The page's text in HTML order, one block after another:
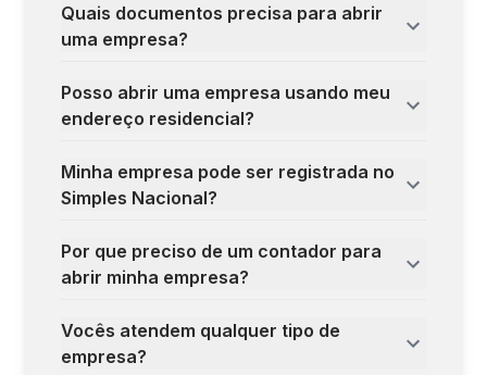
Quais documentos precisa para abrir
uma empresa?
Posso abrir uma empresa usando meu
endereço residencial?
Minha empresa pode ser registrada no
Simples Nacional?
Por que preciso de um contador para
abrir minha empresa?
Vocês atendem qualquer tipo de
empresa?